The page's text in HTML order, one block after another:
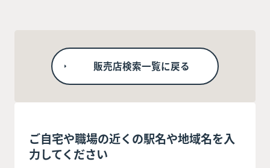
販売店検索一覧に戻る
ご自宅や職場の近くの駅名や地域名を入
力してください